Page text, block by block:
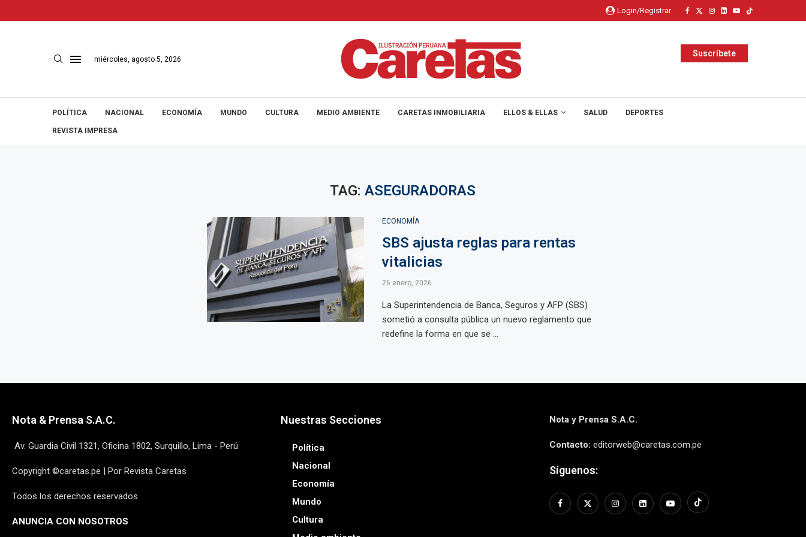
Login/Registrar
miércoles, agosto 5, 2026
Suscríbete
POLÍTICA NACIONAL ECONOMÍA MUNDO CULTURA MEDIO AMBIENTE CARETAS INMOBILIARIA ELLOS & ELLAS SALUD DEPORTES
REVISTA IMPRESA
TAG:ASEGURADORAS
ECONOMÍA
SBS ajusta reglas para rentas
vitalicias
26 enero, 2026
La Superintendencia de Banca, Seguros y AFP (SBS)
sometió a consulta pública un nuevo reglamento que
redefine la forma en que se ...
Nota & Prensa S.A.C.
Av. Guardia Civil 1321, Oficina 1802, Surquillo, Lima - Perú
Copyright ©caretas.pe | Por Revista Caretas
Todos los derechos reservados
ANUNCIA CON NOSOTROS
Nuestras Secciones
Política
Nacional
Economía
Mundo
Cultura
Nota y Prensa S.A.C.
Contacto: editorweb@caretas.com.pe
Síguenos: